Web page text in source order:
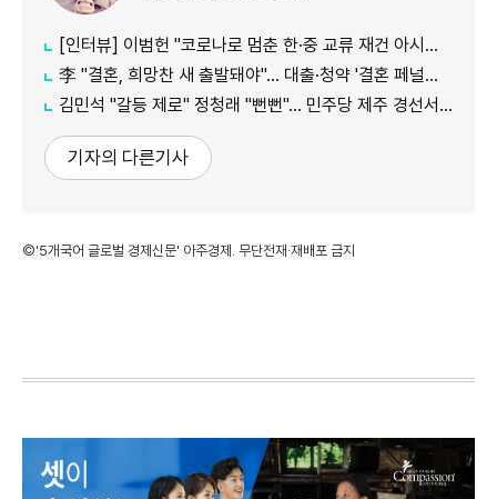
[인터뷰] 이범헌 "코로나로 멈춘 한·중 교류 재건 아시아 특화 문화 사업 펼칠 것"
李 "결혼, 희망찬 새 출발돼야"… 대출·청약 '결혼 페널티' 손본다
김민석 "갈등 제로" 정청래 "뻔뻔"… 민주당 제주 경선서 격돌
기자의 다른기사
©'5개국어 글로벌 경제신문' 아주경제. 무단전재·재배포 금지